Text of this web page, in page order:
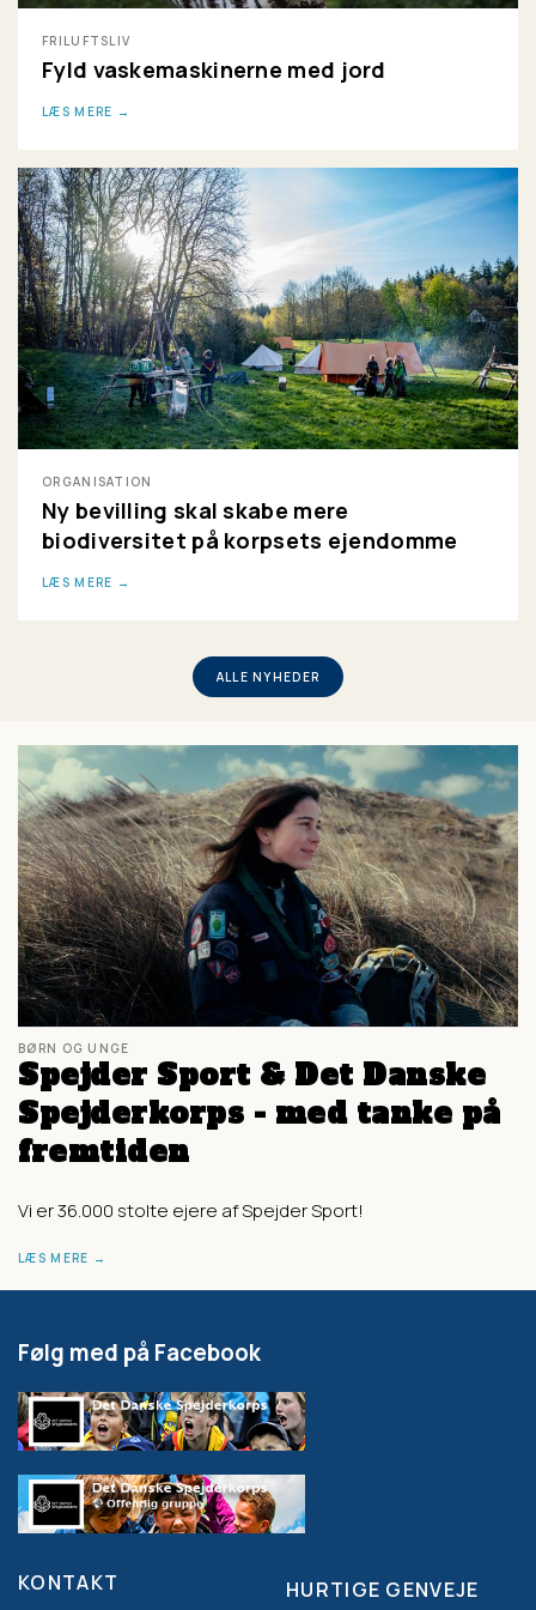
FRILUFTSLIV
Fyld vaskemaskinerne med jord
LÆS MERE
ORGANISATION
Ny bevilling skal skabe mere
biodiversitet på korpsets ejendomme
LÆS MERE
ALLE NYHEDER
BØRN OG UNGE
Spejder Sport & Det Danske
Spejderkorps - med tanke på
fremtiden
Vi er 36.000 stolte ejere af Spejder Sport!
LÆS MERE
Følg med på Facebook
KONTAKT
HURTIGE GENVEJE